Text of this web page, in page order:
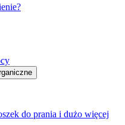
do prania i dużo więcej